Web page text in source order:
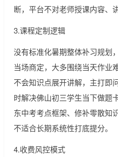
断，平台不对老师授课内容、
3.课程定制逻辑
没有标准化暑期整体补习规划
当场商定，大多围绕当天作业
不会知识点展开讲解，主打即
时解决佛山初三学生当下做题
东中考考点框架、修补零散知
不适合长期系统性打底提分。
4.收费风控模式